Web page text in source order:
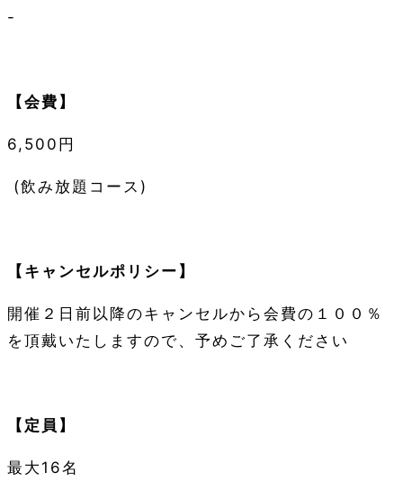
-
【会費】
6,500 円
(飲み放題コース )
【キャンセルポリシー】
開催２日前以降のキャンセルから会費の１００％
を頂戴いたしますので、予めご了承ください
【定員】
最大16名